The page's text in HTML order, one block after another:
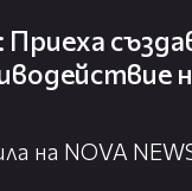
Приеха
на NOVA